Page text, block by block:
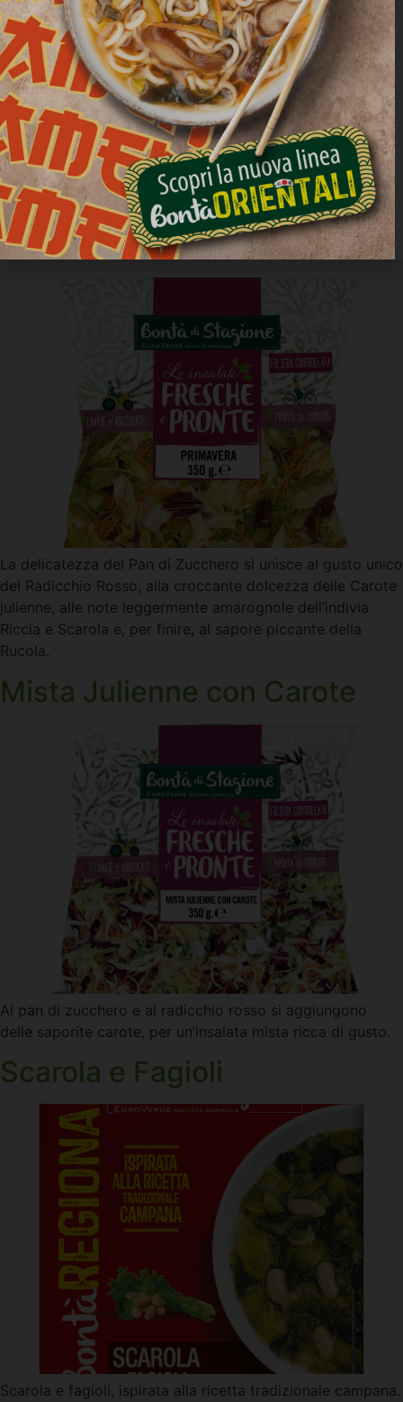
Impossibile non riconoscere il sapore delicato del Pan di
zucchero e quello dolce delle Carote, esaltate dal gusto
unico del Radicchio rosso, dell’Indivia riccia e della
Scarola. Un delizioso mix che impreziosisce ogni pasto
con la sua freschezza e la sua croccantezza.
Primavera
La delicatezza del Pan di Zucchero si unisce al gusto unico
del Radicchio Rosso, alla croccante dolcezza delle Carote
julienne, alle note leggermente amarognole dell’indivia
Riccia e Scarola e, per finire, al sapore piccante della
Rucola.
Mista Julienne con Carote
Al pan di zucchero e al radicchio rosso si aggiungono
delle saporite carote, per un’insalata mista ricca di gusto.
Scarola e Fagioli
Scarola e fagioli, ispirata alla ricetta tradizionale campana.